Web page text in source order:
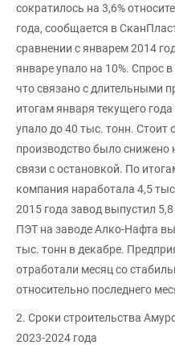
сократилось на 3,6%
года, сообщается в
сравнении с январем 2014
январе упало на 10%. Спрос
что связано с длительными
итогам января текущего
упало до 40 тыс. тонн. Стоит
производство было
связи с остановкой. По
компания наработала 4,5
2015 года завод выпустил
ПЭТ на заводе Алко-Нафта
тыс. тонн в декабре.
отработали месяц со
относительно последнего
2. Cроки строительства
2023-2024 года